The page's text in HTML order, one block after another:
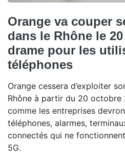
Orange va couper
dans le Rhône le
drame pour les
téléphones
Orange cessera d’exploiter
Rhône à partir du 20 octobre
comme les entreprises
téléphones, alarmes,
connectés qui ne
5G.